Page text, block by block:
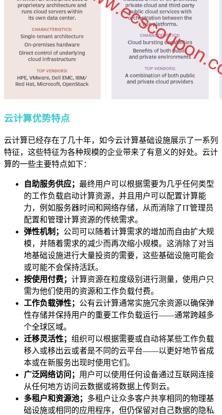
云计算优势特点
云计算已经存在了几十年，如今云计算基础设施展示了一系列
特征，这些特征为各种规模的企业带来了有意义的好处。云计
算的一些主要特点如下：
自助服务供应； 最终用户可以根据需要为几乎任何类型
的工作负载启动计算资源，并且用户可以配置计算能
力，例如服务器时间和网络存储，从而消除了IT管理员
配置和管理计算资源的传统需求。
弹性机制； 公司可以随着计算需求的增加而自由扩大规
模，并随着需求的减少而再次缩小规模。这消除了对当
地基础设施进行大量投资的需要，这些基础设施可能会
或可能不会保持活跃。
按使用付费； 计算资源在粒度级别进行测量，使用户只
需为他们使用的资源和工作负载付费。
工作负载弹性； 公有云计算通常实施冗余资源以确保弹
性存储并保持用户的重要工作负载运行——通常跨越多
个全球区域。
迁移灵活性； 组织可以根据需要或自动将某些工作负载
移入或移出云或者是不同的云平台——以更好地节省成
本或在新服务出现时使用它们。
广泛网络访问； 用户可以使用任何设备通过互联网连接
从任何地方访问云数据或将数据上传到云。
多租户和资源池； 多租户让众多客户共​​享相同的物理基
础设施或相同的应用程序，但仍保留对自己数据的隐私